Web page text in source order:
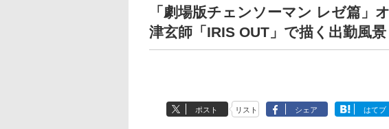
「劇場版チェンソーマン レゼ篇」
津玄師「IRIS OUT」で描く出勤風景
ポスト リスト シェア はてブ